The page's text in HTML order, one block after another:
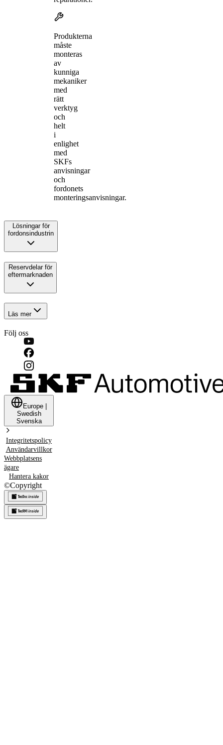
Produkterna
måste
monteras
av
kunniga
mekaniker
med
rätt
verktyg
och
helt
i
enlighet
med
SKFs
anvisningar
och
fordonets
monteringsanvisningar.
Lösningar för
fordonsindustrin
Reservdelar för
eftermarknaden
Läs mer
Följ oss
Europe
Swedish
Svenska
Integritetspolicy
Användarvillkor
Webbplatsens
ägare
Hantera kakor
©Copyright